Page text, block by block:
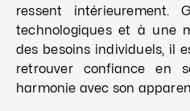
ressent intérieurement.
technologiques et à une
des besoins individuels, il
retrouver confiance en
harmonie avec son